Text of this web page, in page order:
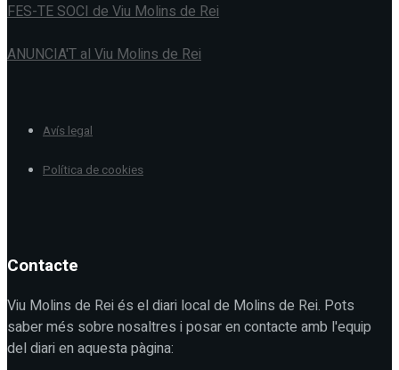
FES-TE SOCI de Viu Molins de Rei
ANUNCIA'T al Viu Molins de Rei
Avís legal
Política de cookies
Contacte
Viu Molins de Rei és el diari local de Molins de Rei. Pots
saber més sobre nosaltres i posar en contacte amb l'equip
del diari en aquesta pàgina: